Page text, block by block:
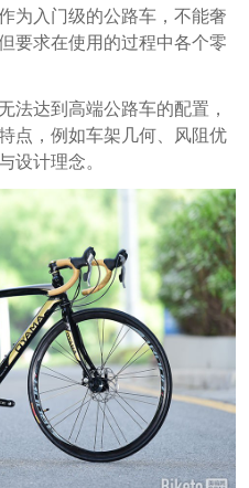
为入门级的公路车，不能奢
要求在使用的过程中各个零
法达到高端公路车的配置，
点，例如车架几何、风阻优
设计理念。